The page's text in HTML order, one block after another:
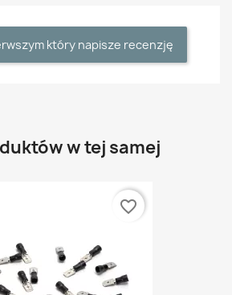
który napisze recenzję
w tej samej
favorite_border